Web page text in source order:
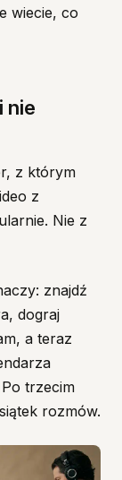
wiecie, co
nie
z którym
z
Nie z
znajdź
dograj
a teraz
trzecim
rozmów.